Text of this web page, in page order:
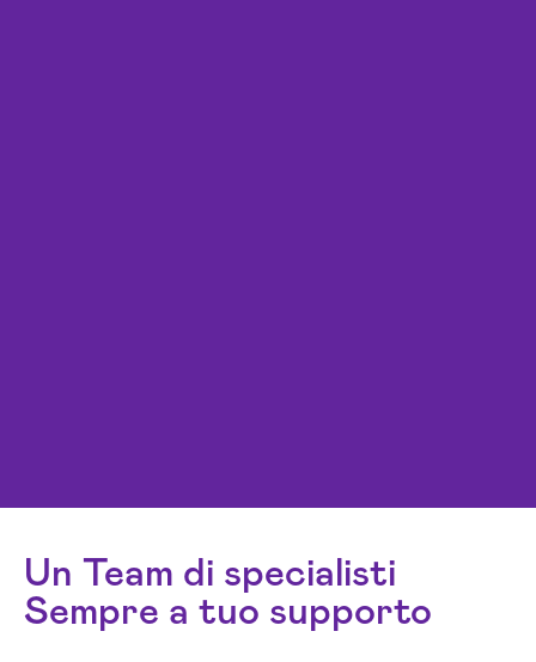
Un Team di specialisti
Sempre a tuo supporto